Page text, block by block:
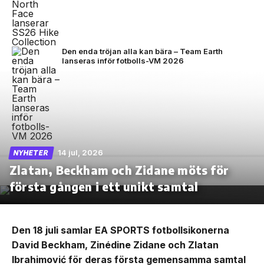
Den enda tröjan alla kan bära – Team Earth
lanseras inför fotbolls-VM 2026
NYHETER 14 jul, 2026
Zlatan, Beckham och Zidane möts för
första gången i ett unikt samtal
Den 18 juli samlar EA SPORTS fotbollsikonerna
David Beckham, Zinédine Zidane och Zlatan
Ibrahimović för deras första gemensamma samtal